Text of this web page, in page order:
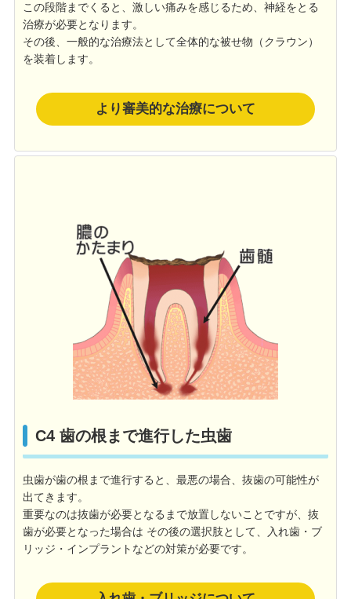
この段階までくると、激しい痛みを感じるため、神経をとる
治療が必要となります。
その後、一般的な治療法として全体的な被せ物（クラウン）
を装着します。
より審美的な治療について
C4 歯の根まで進行した虫歯
虫歯が歯の根まで進行すると、最悪の場合、抜歯の可能性が
出てきます。
重要なのは抜歯が必要となるまで放置しないことですが、抜
歯が必要となった場合は その後の選択肢として、入れ歯・ブ
リッジ・インプラントなどの対策が必要です。